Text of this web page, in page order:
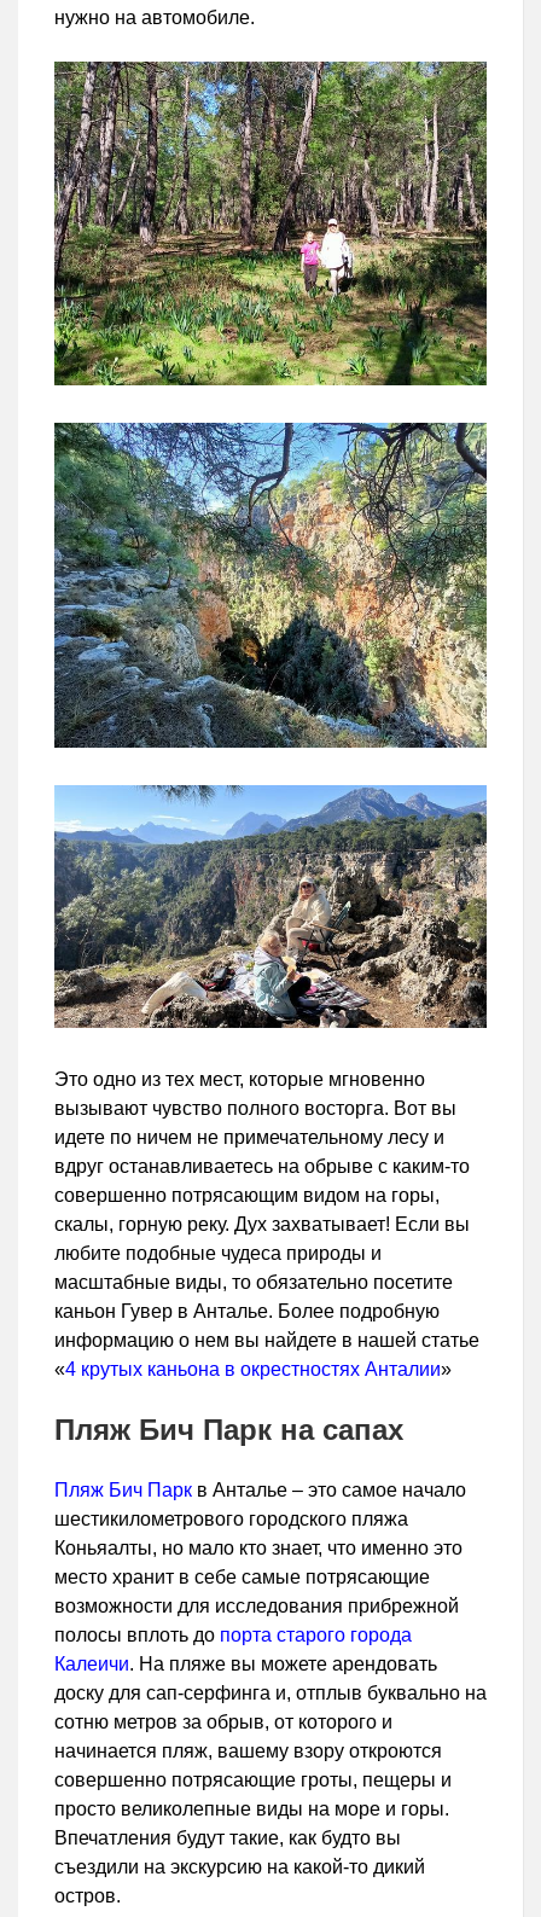
нужно на автомобиле.
Это одно из тех мест, которые мгновенно
вызывают чувство полного восторга. Вот вы
идете по ничем не примечательному лесу и
вдруг останавливаетесь на обрыве с каким-то
совершенно потрясающим видом на горы,
скалы, горную реку. Дух захватывает! Если вы
любите подобные чудеса природы и
масштабные виды, то обязательно посетите
каньон Гувер в Анталье. Более подробную
информацию о нем вы найдете в нашей статье
«4 крутых каньона в окрестностях Анталии»
Пляж Бич Парк на сапах
Пляж Бич Парк в Анталье – это самое начало
шестикилометрового городского пляжа
Коньяалты, но мало кто знает, что именно это
место хранит в себе самые потрясающие
возможности для исследования прибрежной
полосы вплоть до порта старого города
Калеичи. На пляже вы можете арендовать
доску для сап-серфинга и, отплыв буквально на
сотню метров за обрыв, от которого и
начинается пляж, вашему взору откроются
совершенно потрясающие гроты, пещеры и
просто великолепные виды на море и горы.
Впечатления будут такие, как будто вы
съездили на экскурсию на какой-то дикий
остров.